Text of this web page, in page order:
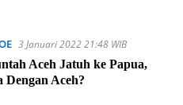
3 Januari 2022 21:48 WIB
Aceh Jatuh ke Papua,
Dengan Aceh?